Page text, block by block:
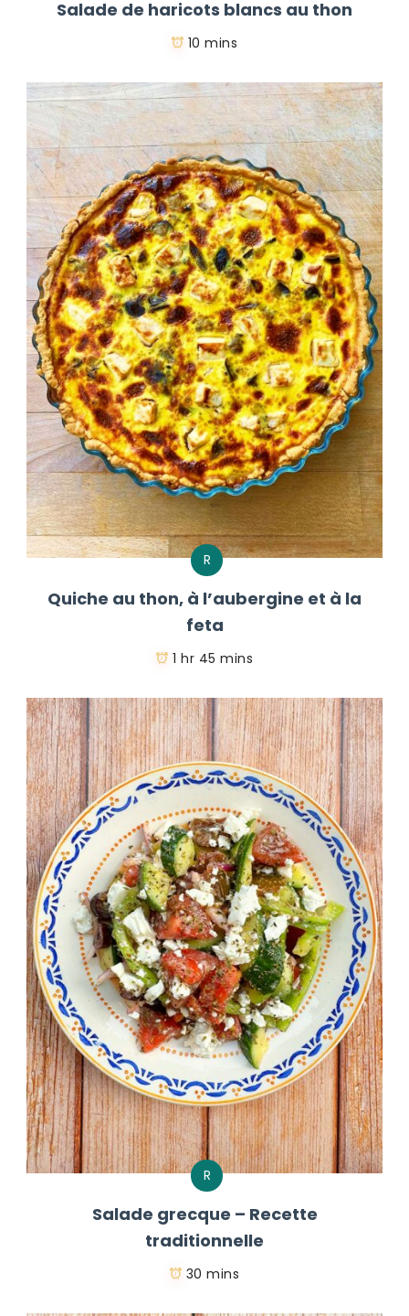
Salade de haricots blancs au thon
10 mins
R
Quiche au thon, à l’aubergine et à la
feta
1 hr 45 mins
R
Salade grecque – Recette
traditionnelle
30 mins